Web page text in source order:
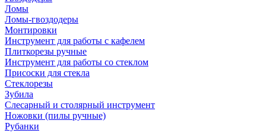
Ломы
Ломы-гвоздодеры
Монтировки
Инструмент для работы с кафелем
Плиткорезы ручные
Инструмент для работы со стеклом
Присоски для стекла
Стеклорезы
Зубила
Слесарный и столярный инструмент
Ножовки (пилы ручные)
Рубанки